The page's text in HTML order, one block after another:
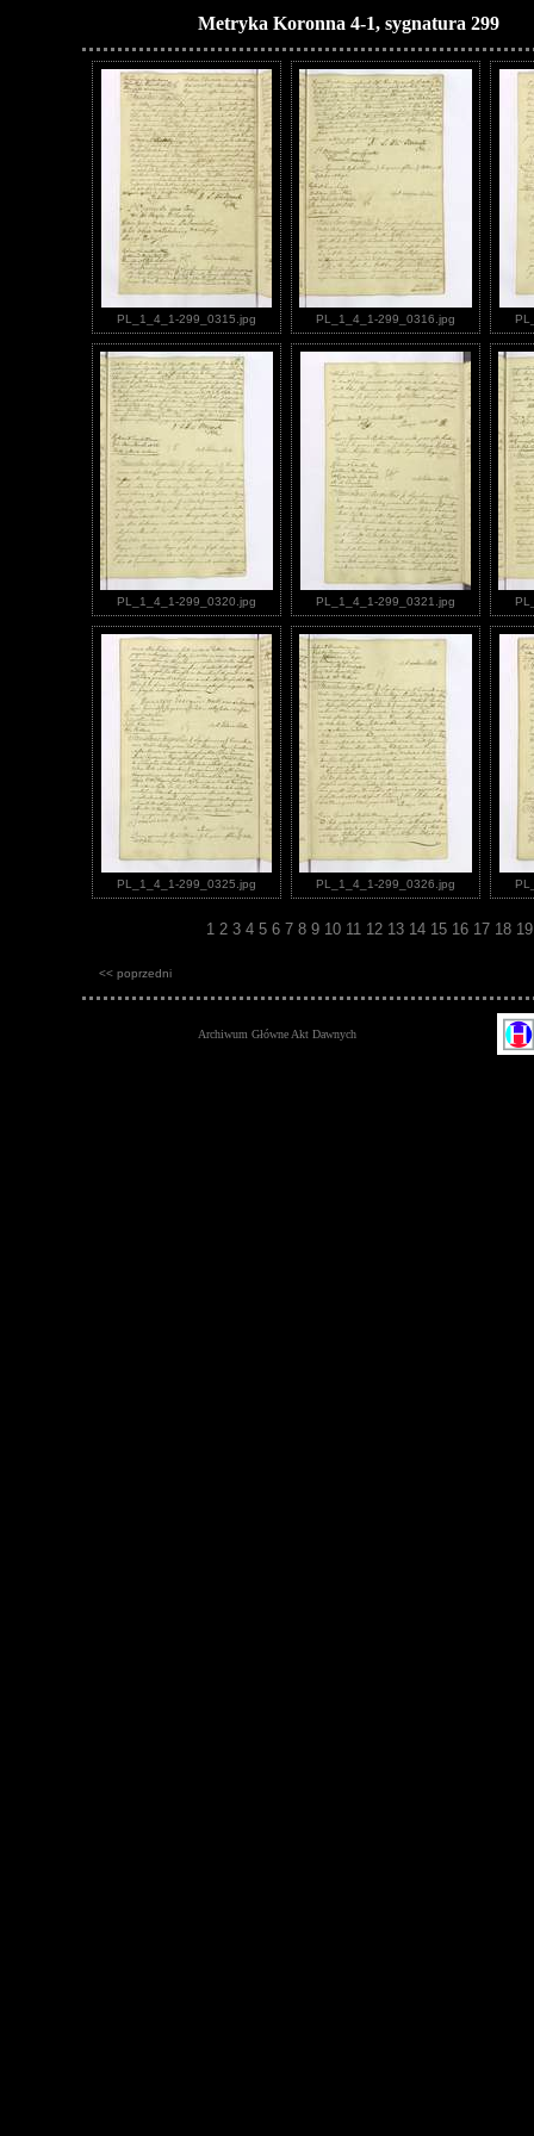
Metryka Koronna 4-1, sygnatura 299
PL_1_4_1-299_0315.jpg PL_1_4_1-299_0316.jpg
PL_1_4_1-299_0320.jpg PL_1_4_1-299_0321.jpg
PL_1_4_1-299_0325.jpg PL_1_4_1-299_0326.jpg
1 2 3 4 5 6 7 8 9 10 11 12 13 14 15 16 17 18
<< poprzedni
Archiwum Główne Akt Dawnych